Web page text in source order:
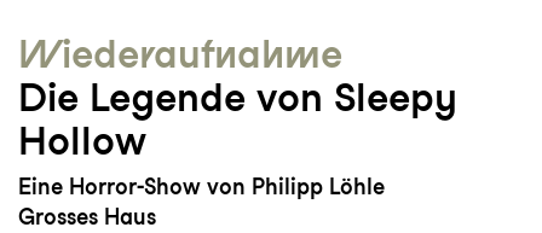
Wieder­aufnahme
Die Legende von Sleepy
Hollow
Eine Horror-Show von Philipp Löhle
Grosses Haus